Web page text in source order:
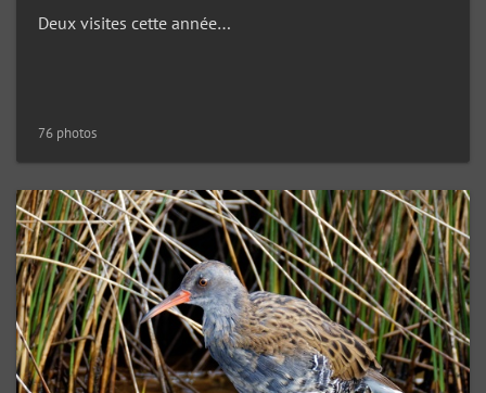
Deux visites cette année…
76 photos